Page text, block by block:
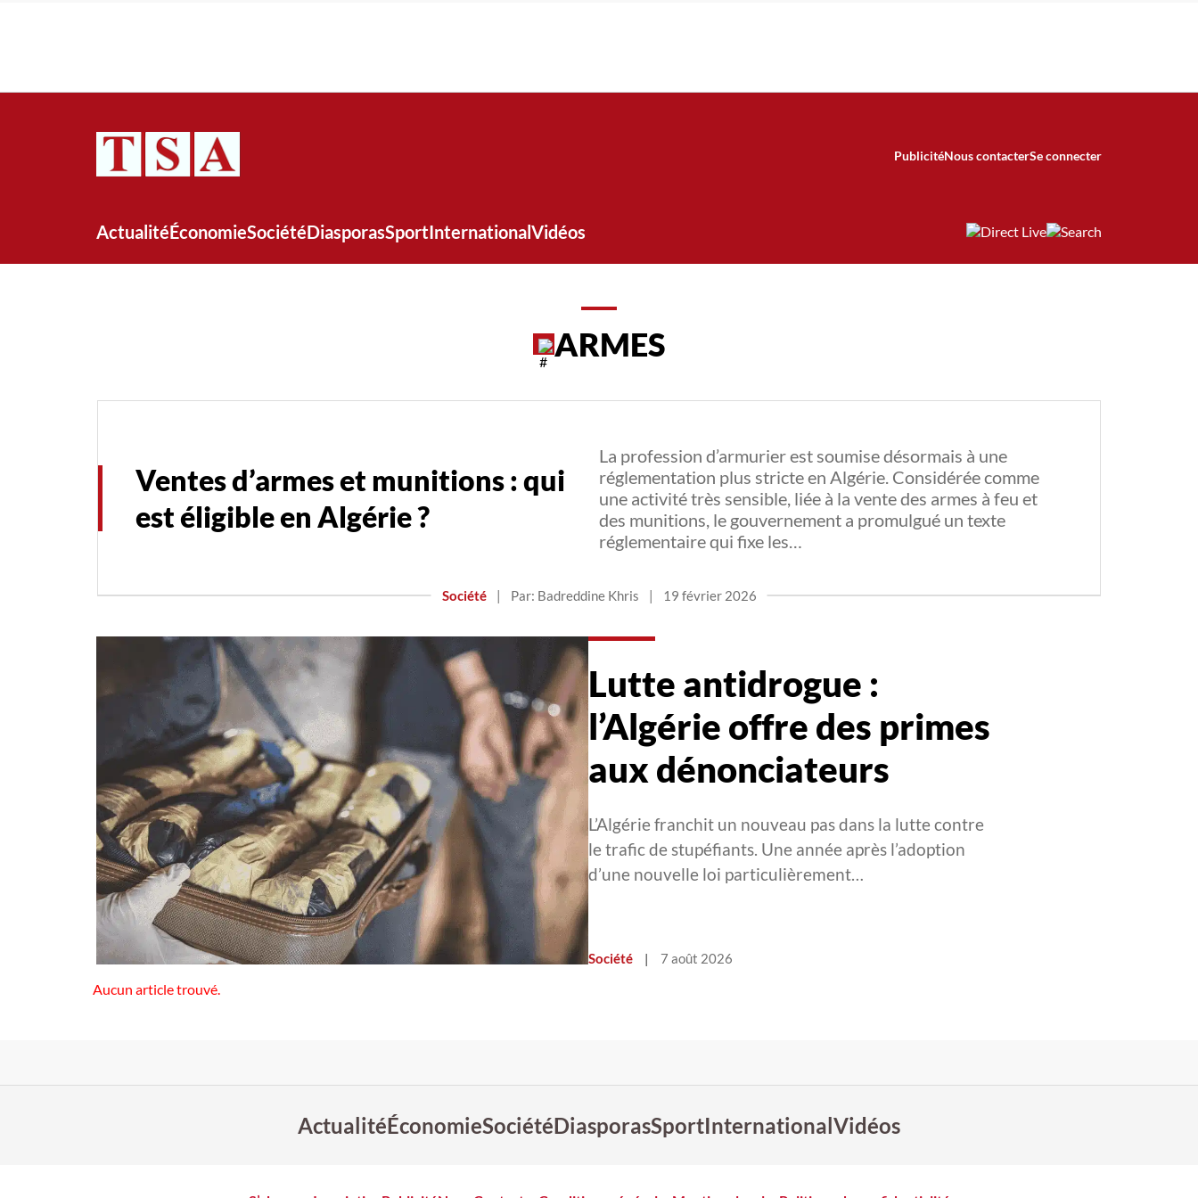
PublicitéNous contacterSe connecter
ActualitéÉconomieSociétéDiasporasSportInternationalVidéos
ARMES
Ventes d’armes et munitions : qui
est éligible en Algérie ?
La profession d’armurier est soumise désormais à une
réglementation plus stricte en Algérie. Considérée comme
une activité très sensible, liée à la vente des armes à feu et
des munitions, le gouvernement a promulgué un texte
réglementaire qui fixe les…
Société | Par: Badreddine Khris | 19 février 2026
Lutte antidrogue :
l’Algérie offre des primes
aux dénonciateurs
L’Algérie franchit un nouveau pas dans la lutte contre
le trafic de stupéfiants. Une année après l’adoption
d’une nouvelle loi particulièrement…
Société | 7 août 2026
Aucun article trouvé.
ActualitéÉconomieSociétéDiasporasSportInternationalVidéos